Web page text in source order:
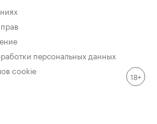
персональных данных
cookie
18+